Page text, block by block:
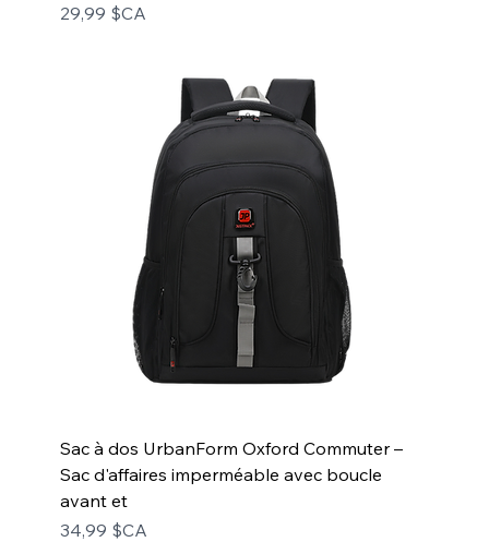
Prix
29,99 $CA
Sac à dos UrbanForm Oxford Commuter –
Sac d'affaires imperméable avec boucle
avant et
Prix
34,99 $CA